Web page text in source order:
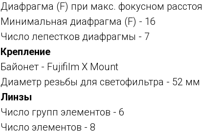
Диафрагма (F) при макс. фокусном
Минимальная диафрагма (F) - 16
Число лепестков диафрагмы - 7
Крепление
Байонет - Fujifilm X Mount
Диаметр резьбы для светофильтра - 52 мм
Линзы
Число групп элементов - 6
Число элементов - 8